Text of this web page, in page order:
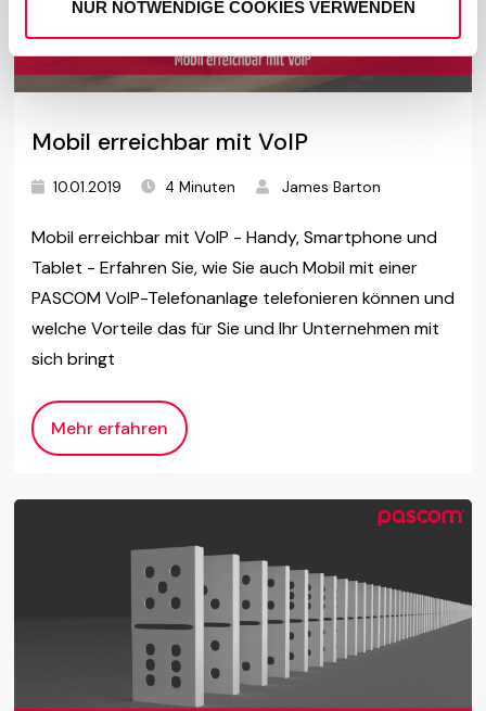
NUR NOTWENDIGE COOKIES VERWENDEN
Mobil erreichbar mit VoIP
10.01.2019 4 Minuten James Barton
Mobil erreichbar mit VoIP - Handy, Smartphone und
Tablet - Erfahren Sie, wie Sie auch Mobil mit einer
PASCOM VoIP-Telefonanlage telefonieren können und
welche Vorteile das für Sie und Ihr Unternehmen mit
sich bringt
Mehr erfahren